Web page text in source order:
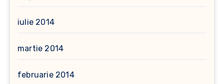
iulie 2014
martie 2014
februarie 2014